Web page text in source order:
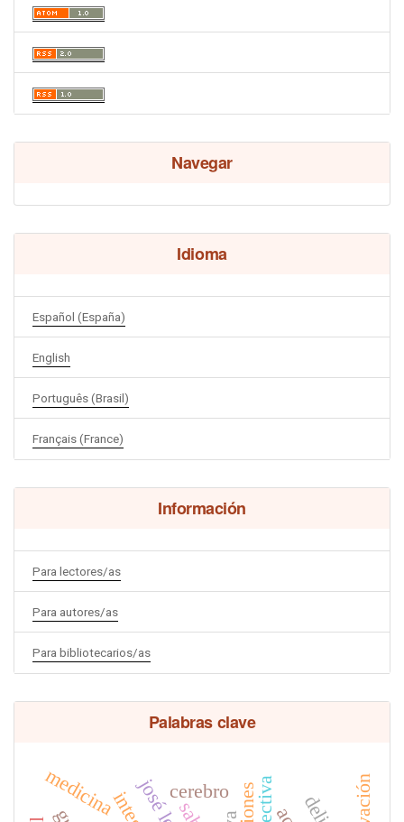
Navegar
Idioma
Español (España)
English
Português (Brasil)
Français (France)
Información
Para lectores/as
Para autores/as
Para bibliotecarios/as
Palabras clave
medicina cerebro